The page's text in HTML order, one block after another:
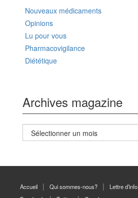
Nouveaux médicaments
Opinions
Lu pour vous
Pharmacovigilance
Diététique
Archives magazine
Archives
magazine
Accueil Qui sommes-nous? Lettre d’info